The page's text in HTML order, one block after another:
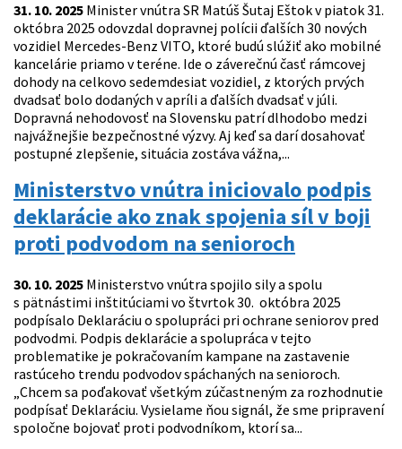
31. 10. 2025 Minister vnútra SR Matúš Šutaj Eštok v piatok 31.
októbra 2025 odovzdal dopravnej polícii ďalších 30 nových
vozidiel Mercedes-Benz VITO, ktoré budú slúžiť ako mobilné
kancelárie priamo v teréne. Ide o záverečnú časť rámcovej
dohody na celkovo sedemdesiat vozidiel, z ktorých prvých
dvadsať bolo dodaných v apríli a ďalších dvadsať v júli.
Dopravná nehodovosť na Slovensku patrí dlhodobo medzi
najvážnejšie bezpečnostné výzvy. Aj keď sa darí dosahovať
postupné zlepšenie, situácia zostáva vážna,...
Ministerstvo vnútra iniciovalo podpis
deklarácie ako znak spojenia síl v boji
proti podvodom na senioroch
30. 10. 2025 Ministerstvo vnútra spojilo sily a spolu
s pätnástimi inštitúciami vo štvrtok 30. októbra 2025
podpísalo Deklaráciu o spolupráci pri ochrane seniorov pred
podvodmi. Podpis deklarácie a spolupráca v tejto
problematike je pokračovaním kampane na zastavenie
rastúceho trendu podvodov spáchaných na senioroch.
„Chcem sa poďakovať všetkým zúčastneným za rozhodnutie
podpísať Deklaráciu. Vysielame ňou signál, že sme pripravení
spoločne bojovať proti podvodníkom, ktorí sa...